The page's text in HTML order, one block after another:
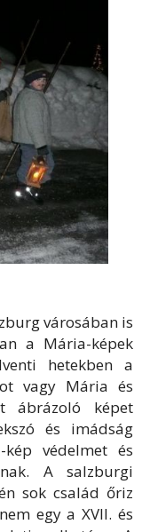
városában is
a Mária-képek
hetekben a
vagy Mária és
ábrázoló képet
és imádság
védelmet és
A salzburgi
sok család őriz
egy a XVII. és